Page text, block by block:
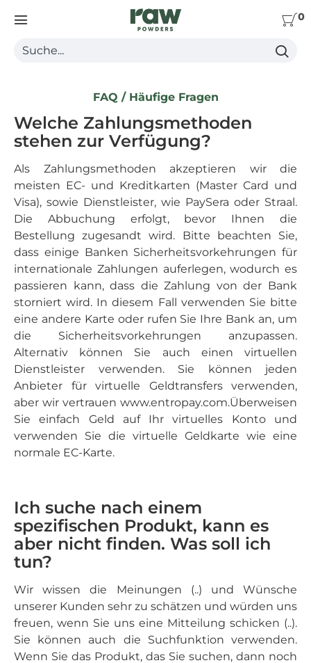
0
Suche...
FAQ / Häufige Fragen
Welche Zahlungsmethoden
stehen zur Verfügung?
Als Zahlungsmethoden akzeptieren wir die
meisten EC- und Kreditkarten (Master Card und
Visa), sowie Dienstleister, wie PaySera oder Straal.
Die Abbuchung erfolgt, bevor Ihnen die
Bestellung zugesandt wird. Bitte beachten Sie,
dass einige Banken Sicherheitsvorkehrungen für
internationale Zahlungen auferlegen, wodurch es
passieren kann, dass die Zahlung von der Bank
storniert wird. In diesem Fall verwenden Sie bitte
eine andere Karte oder rufen Sie Ihre Bank an, um
die Sicherheitsvorkehrungen anzupassen.
Alternativ können Sie auch einen virtuellen
Dienstleister verwenden. Sie können jeden
Anbieter für virtuelle Geldtransfers verwenden,
aber wir vertrauen www.entropay.com.Überweisen
Sie einfach Geld auf Ihr virtuelles Konto und
verwenden Sie die virtuelle Geldkarte wie eine
normale EC-Karte.
Ich suche nach einem
spezifischen Produkt, kann es
aber nicht finden. Was soll ich
tun?
Wir wissen die Meinungen (..) und Wünsche
unserer Kunden sehr zu schätzen und würden uns
freuen, wenn Sie uns eine Mitteilung schicken (..).
Sie können auch die Suchfunktion verwenden.
Wenn Sie das Produkt, das Sie suchen, dann noch